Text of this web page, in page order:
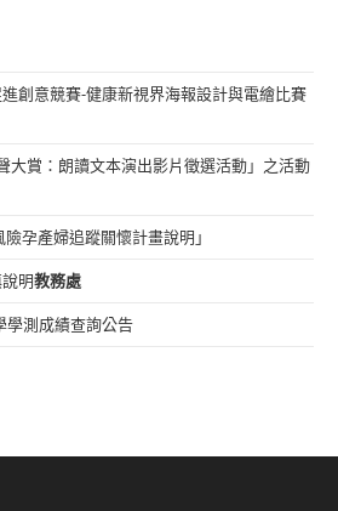
創意競賽-健康新視界海報設計與電繪比賽
大賞：朗讀文本演出影片徵選活動」之活動
孕產婦追蹤關懷計畫說明」
明教務處
學測成績查詢公告